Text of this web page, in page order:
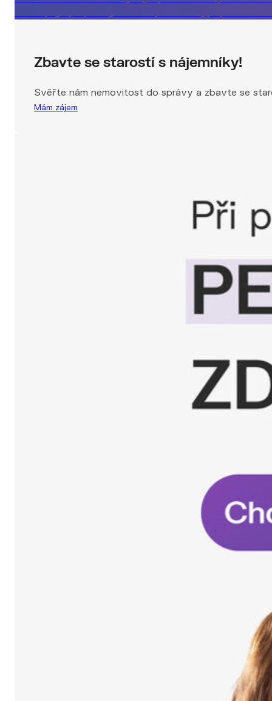
Zbavte se starostí s nájemníky!
Svěřte nám nemovitost do správy a zbavte se
Mám zájem